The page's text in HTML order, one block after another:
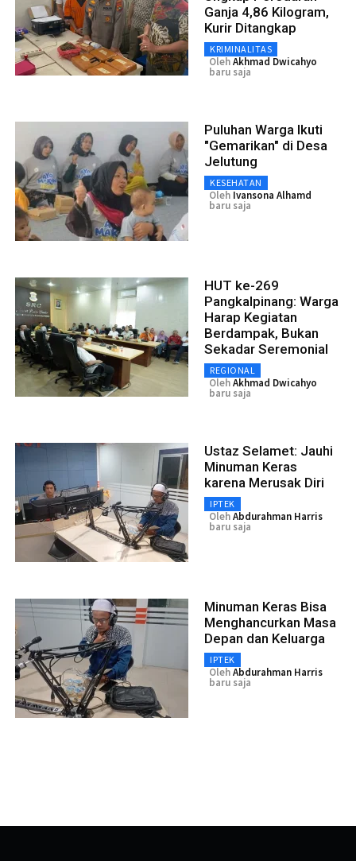
Ganja 4,86 Kilogram,
Kurir Ditangkap
KRIMINALITAS
OlehAkhmad Dwicahyo
baru saja
Puluhan Warga Ikuti
"Gemarikan" di Desa
Jelutung
KESEHATAN
Oleh Ivansona Alhamd
baru saja
HUT ke-269
Pangkalpinang: Warga
Harap Kegiatan
Berdampak, Bukan
Sekadar Seremonial
REGIONAL
OlehAkhmad Dwicahyo
baru saja
Ustaz Selamet: Jauhi
Minuman Keras
karena Merusak Diri
IPTEK
OlehAbdurahman Harris
baru saja
Minuman Keras Bisa
Menghancurkan Masa
Depan dan Keluarga
IPTEK
OlehAbdurahman Harris
baru saja